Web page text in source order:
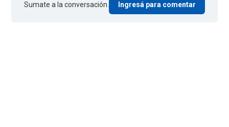
Sumate a la conversación. Ingresá para comentar